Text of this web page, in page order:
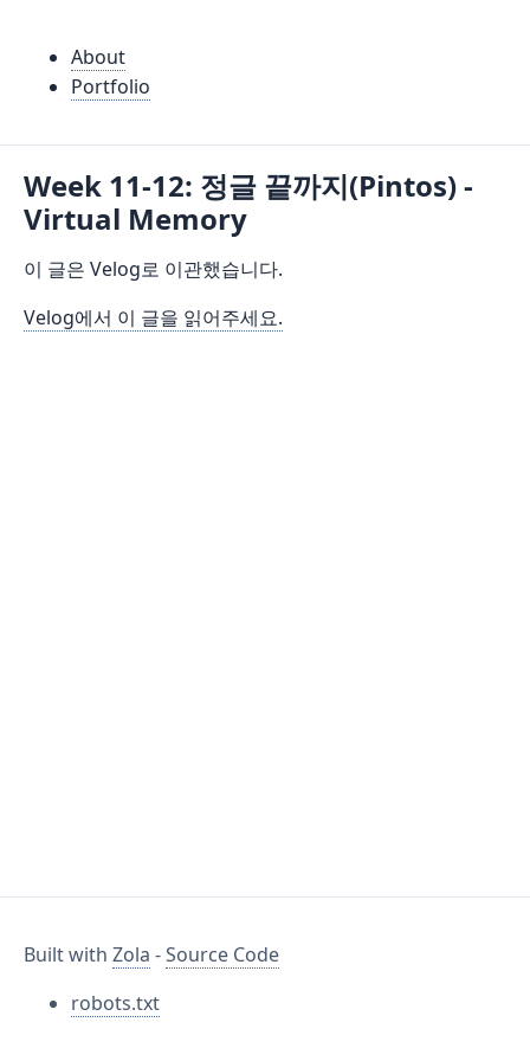
About
Portfolio
Week 11-12: 정글 끝까지(Pintos) -
Virtual Memory
이 글은 Velog로 이관했습니다.
Velog에서 이 글을 읽어주세요.
Built with Zola -Source Code
robots.txt